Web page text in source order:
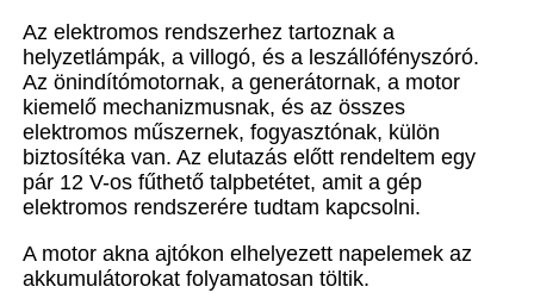
Az elektromos rendszerhez tartoznak a
helyzetlámpák, a villogó, és a leszállófényszóró.
Az önindítómotornak, a generátornak, a motor
kiemelő mechanizmusnak, és az összes
elektromos műszernek, fogyasztónak, külön
biztosítéka van. Az elutazás előtt rendeltem egy
pár 12 V-os fűthető talpbetétet, amit a gép
elektromos rendszerére tudtam kapcsolni.
A motor akna ajtókon elhelyezett napelemek az
akkumulátorokat folyamatosan töltik.